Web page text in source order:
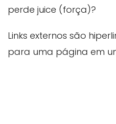
perde juice (força)?
Links externos são
para uma página em